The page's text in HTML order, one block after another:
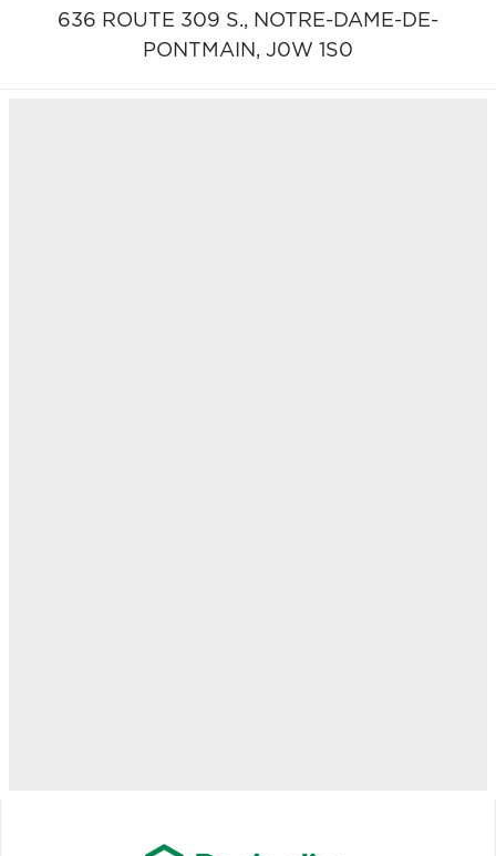
636 ROUTE 309 S., NOTRE-DAME-DE-
PONTMAIN, J0W 1S0